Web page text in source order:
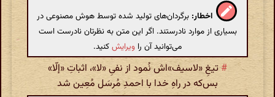
اخطار: برگردان‌های تولید شده توسط هوش مصنوعی در
بسیاری از موارد نادرستند. اگر این متن به نظرتان نادرست است
می‌توانید آن را ویرایشکنید.
# تیغِ «لاسیف»‌اش نُمود از نفیِ «لا»، اثباتِ «إلّا»
بس‌که در راهِ خدا با احمدِ مُرسَل مُعِین شد